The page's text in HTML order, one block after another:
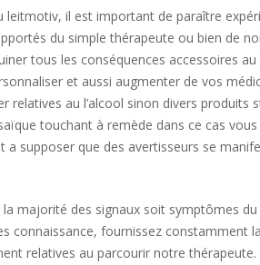
leitmotiv, il est important de paraître
du simple thérapeute ou bien de
tous les conséquences accessoires
et aussi augmenter de vos
relatives au l’alcool sinon divers
touchant à remède dans ce cas
a supposer que des avertisseurs se
la majorité des signaux soit symptômes
connaissance, fournissez constamment
relatives au parcourir notre